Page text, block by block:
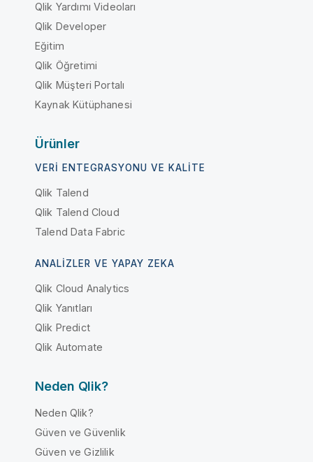
Qlik Yardımı Videoları
Qlik Developer
Eğitim
Qlik Öğretimi
Qlik Müşteri Portalı
Kaynak Kütüphanesi
Ürünler
VERI ENTEGRASYONU VE KALITE
Qlik Talend
Qlik Talend Cloud
Talend Data Fabric
ANALIZLER VE YAPAY ZEKA
Qlik Cloud Analytics
Qlik Yanıtları
Qlik Predict
Qlik Automate
Neden Qlik?
Neden Qlik?
Güven ve Güvenlik
Güven ve Gizlilik